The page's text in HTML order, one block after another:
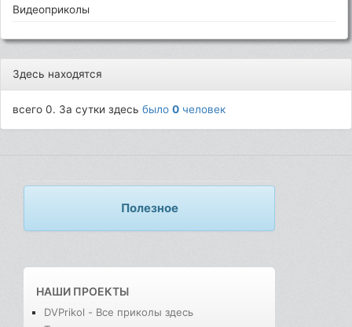
Видеоприколы
Здесь находятся
всего 0. За сутки здесьбыло0 человек
Полезное
НАШИ ПРОЕКТЫ
DVPrikol - Все приколы здесь